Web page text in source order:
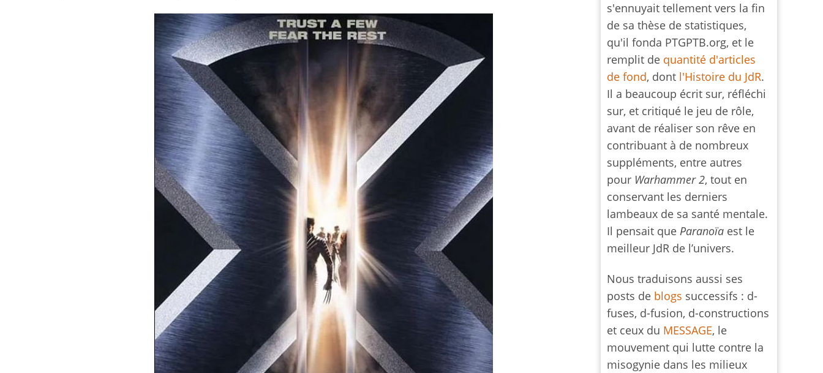
s'ennuyait tellement vers la fin
de sa thèse de statistiques,
qu'il fonda PTGPTB.org, et le
remplit de quantité d'articles
de fond, dont l'Histoire du JdR.
Il a beaucoup écrit sur, réfléchi
sur, et critiqué le jeu de rôle,
avant de réaliser son rêve en
contribuant à de nombreux
suppléments, entre autres
pour Warhammer 2, tout en
conservant les derniers
lambeaux de sa santé mentale.
Il pensait queParanoïa est le
meilleur JdR de l’univers.
Nous traduisons aussi ses
posts de blogs successifs : d-
fuses, d-fusion, d-constructions
et ceux du MESSAGE, le
mouvement qui lutte contre la
misogynie dans les milieux